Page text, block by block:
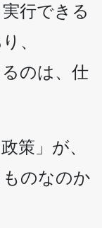
行できる
、
のは、仕
策」が、
のなのか